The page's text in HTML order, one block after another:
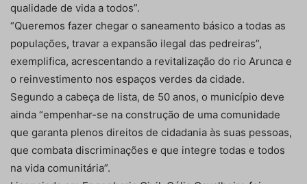
qualidade de vida a todos”.
“Queremos fazer chegar o saneamento básico a todas as
populações, travar a expansão ilegal das pedreiras”,
exemplifica, acrescentando a revitalização do rio Arunca e
o reinvestimento nos espaços verdes da cidade.
Segundo a cabeça de lista, de 50 anos, o município deve
ainda “empenhar-se na construção de uma comunidade
que garanta plenos direitos de cidadania às suas pessoas,
que combata discriminações e que integre todas e todos
na vida comunitária”.